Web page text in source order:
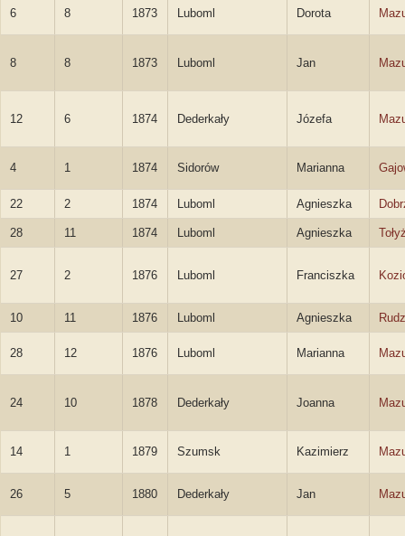
6 8 1873 Luboml Dorota
8 8 1873 Luboml Jan
12 6 1874 Dederkały Józefa
4 1 1874 Sidorów Marianna
22 2 1874 Luboml Agnieszka
28 11 1874 Luboml Agnieszka
27 2 1876 Luboml Franciszka
10 11 1876 Luboml Agnieszka
28 12 1876 Luboml Marianna
24 10 1878 Dederkały Joanna
14 1 1879 Szumsk Kazimierz
26 5 1880 Dederkały Jan